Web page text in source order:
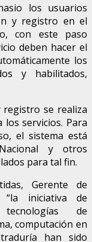
los usuarios
y registro en el
con este paso
deben hacer el
los
y habilitados,
registro se realiza
los servicios. Para
el sistema está
y otros
para tal fin.
Gerente de
iniciativa de
de
computación en
han sido